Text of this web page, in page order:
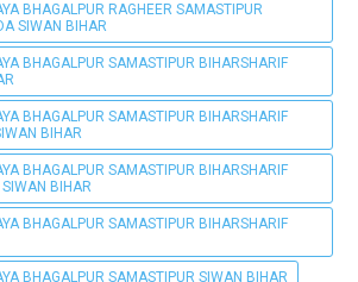
BHAGALPUR RAGHEER SAMASTIPUR
SIWAN BIHAR
BHAGALPUR SAMASTIPUR BIHARSHARIF
BHAGALPUR SAMASTIPUR BIHARSHARIF
BIHAR
BHAGALPUR SAMASTIPUR BIHARSHARIF
BIHAR
BHAGALPUR SAMASTIPUR BIHARSHARIF
BHAGALPUR SAMASTIPUR SIWAN BIHAR